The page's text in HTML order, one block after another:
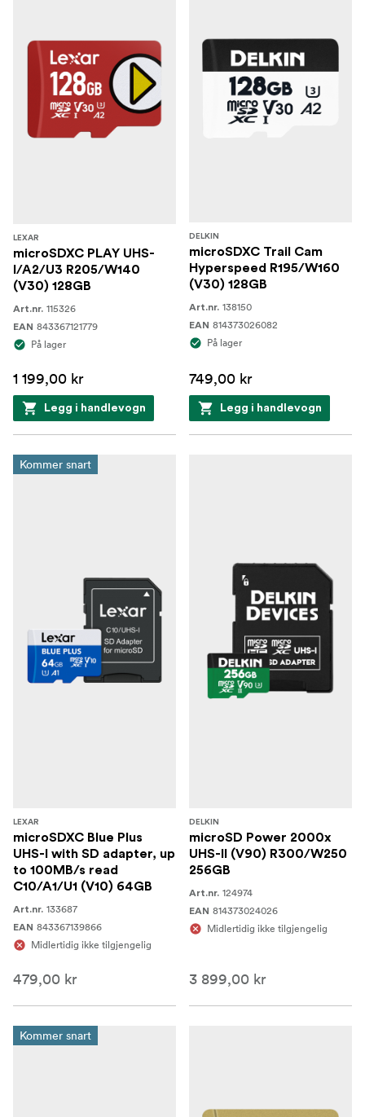
LEXAR
microSDXC PLAY UHS-
I/A2/U3 R205/W140
(V30) 128GB
Art.nr. 115326
EAN 843367121779
På lager
1 199,00 kr
Legg i handlevogn
DELKIN
microSDXC Trail Cam
Hyperspeed R195/W160
(V30) 128GB
Art.nr. 138150
EAN 814373026082
På lager
749,00 kr
Legg i handlevogn
Kommer snart
LEXAR
microSDXC Blue Plus
UHS-I with SD adapter, up
to 100MB/s read
C10/A1/U1 (V10) 64GB
Art.nr. 133687
EAN 843367139866
Midlertidig ikke tilgjengelig
479,00 kr
DELKIN
microSD Power 2000x
UHS-II (V90) R300/W250
256GB
Art.nr. 124974
EAN 814373024026
Midlertidig ikke tilgjengelig
3 899,00 kr
Kommer snart